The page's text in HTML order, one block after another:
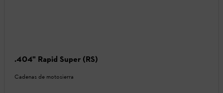
.404" Rapid Super (RS)
Cadenas de motosierra